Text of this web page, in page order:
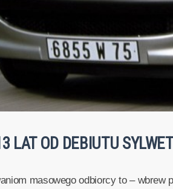
LAT OD DEBIUTU
masowego odbiorcy to –